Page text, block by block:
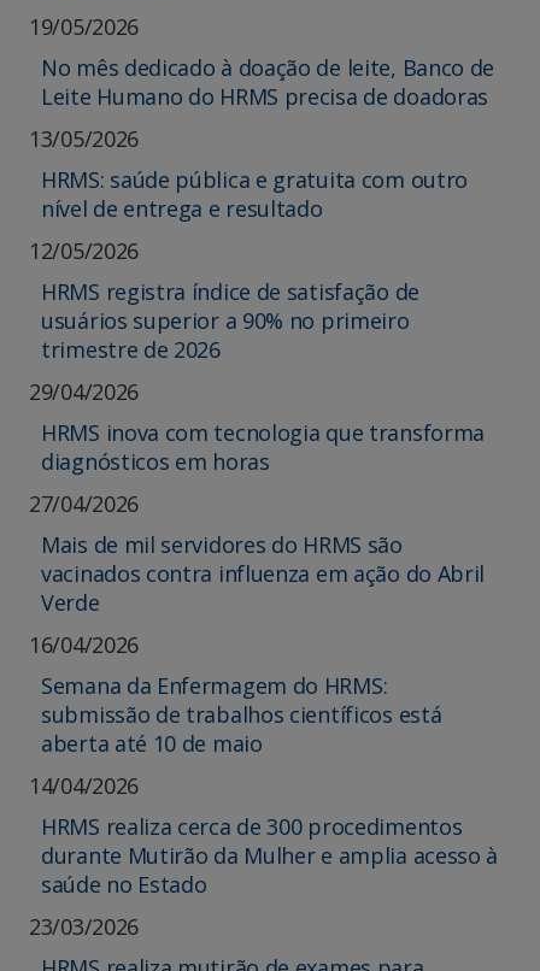
19/05/2026
No mês dedicado à doação de leite, Banco de
Leite Humano do HRMS precisa de doadoras
13/05/2026
HRMS: saúde pública e gratuita com outro
nível de entrega e resultado
12/05/2026
HRMS registra índice de satisfação de
usuários superior a 90% no primeiro
trimestre de 2026
29/04/2026
HRMS inova com tecnologia que transforma
diagnósticos em horas
27/04/2026
Mais de mil servidores do HRMS são
vacinados contra influenza em ação do Abril
Verde
16/04/2026
Semana da Enfermagem do HRMS:
submissão de trabalhos científicos está
aberta até 10 de maio
14/04/2026
HRMS realiza cerca de 300 procedimentos
durante Mutirão da Mulher e amplia acesso à
saúde no Estado
23/03/2026